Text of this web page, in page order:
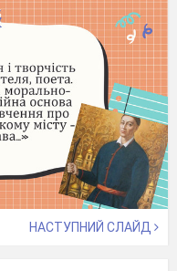
НАСТУПНИЙ СЛАЙД